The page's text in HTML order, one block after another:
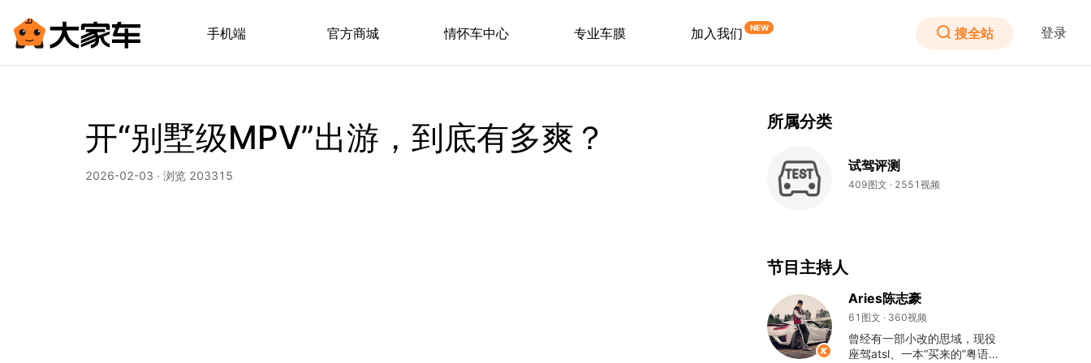
手机端 官方商城 情怀车中心 专业车膜 加入我们 搜全站 登录
开“别墅级MPV”出游，到底有多爽？
2026-02-03 · 浏览 203315
所属分类
试驾评测
409图文 · 2551视频
节目主持人
Aries陈志豪
61图文 · 360视频
曾经有一部小改的思域，现役
座驾atsl、一本“买来的”粤语主